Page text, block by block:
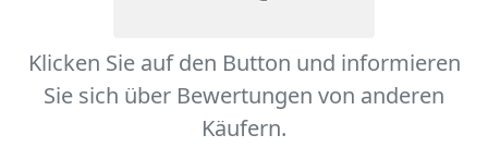
Klicken Sie auf den Button und informieren
Sie sich über Bewertungen von anderen
Käufern.